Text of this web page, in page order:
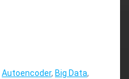
Autoencoder, Big Data,